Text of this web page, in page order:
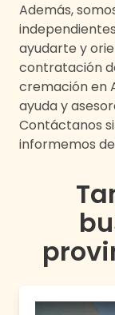
Además,
ayudarte y
contratación
cremación en
ayuda y
Contáctanos
informemos